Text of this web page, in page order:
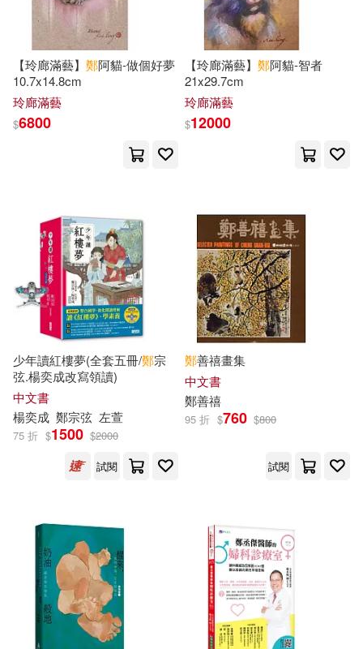
鄭開翔(18) 鄭靜儀(18)
高飛(18) 黃永玉(18)
アリスJAPAN電子書籍写真集(17)
倉科遼(17)
原泰久(17) 朱永新(17)
松永さな(17) 鄭如晴(17)
鄭正元(17)
CRYSTAL洋介(16)
GLORY QUEST(16)
MAX-A(16) 君島みお(16)
枯野瑛(16) 江口夏實(16)
牛耳(16) 田口仙年堂(16)
二十一世紀出版社(66)
作家出版社(66) 全華圖書(66)
科學普及出版社(66)
TMEplus(65) 慕客館(63)
G-WALK(62) 三聯(61)
吉林出版集團有限責任公司(61)
經濟科學出版社(61)
江蘇鳳凰文藝出版社(60)
スターツ出版(59)
中國建築工業出版社(59)
布克文化(59)
湖南美術出版社(59)
【玲廊滿藝】 鄭阿貓-做個好夢
10.7x14.8cm
玲廊滿藝
$6800
【玲廊滿藝】 鄭阿貓-智者
21x29.7cm
玲廊滿藝
$12000
少年讀紅樓夢(全套五冊/鄭宗
弦.楊奕成改寫領讀)
中文書
楊奕成 鄭宗弦 左萱
75 折 $1500 $2000
試閱
鄭善禧畫集
中文書
鄭善禧
95 折 $760 $800
試閱